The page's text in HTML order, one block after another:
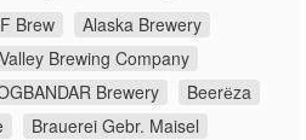
Brew
Alaska Brewery
Brewing Company
Brewery
Beerёza
Brauerei Gebr. Maisel